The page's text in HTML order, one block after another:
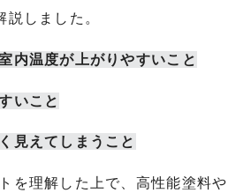
しました。
内温度が上がりやすいこと
いこと
見えてしまうこと
を理解した上で、高性能塗料や